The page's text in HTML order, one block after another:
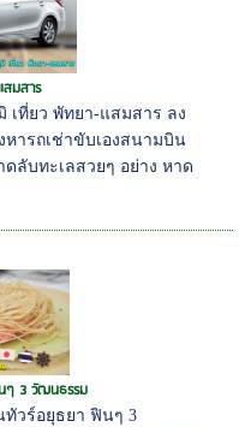
สมสาร
เที่ยว พัทยา-แสมสาร ลง
ารถเช่าขับเองสนามบิน
ลับทะเลสวยๆ อย่าง หาด
นๆ 3 วัฒนธรรม
ทัวร์อยุธยา ฟินๆ 3